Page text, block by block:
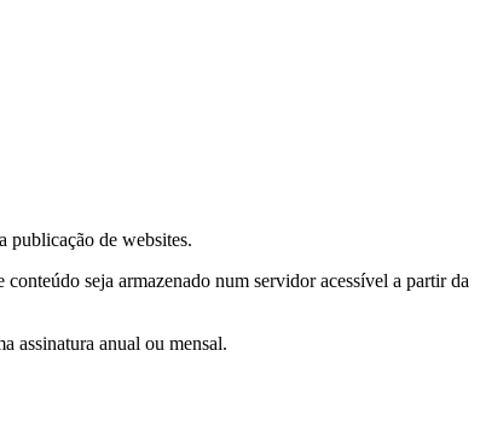
publicação de websites.
seja armazenado num servidor acessível a partir da
assinatura anual ou mensal.